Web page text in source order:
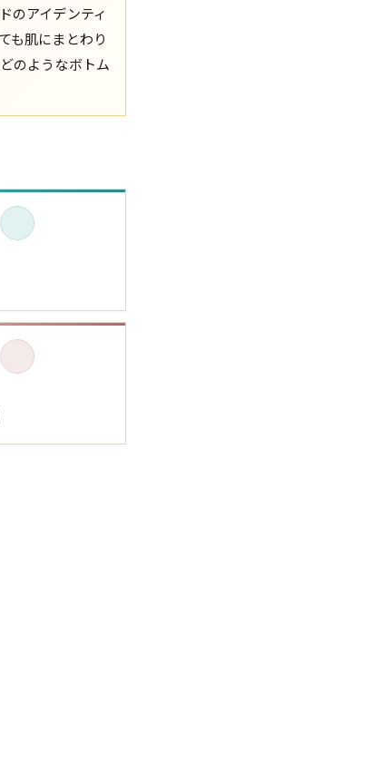
以下 W31,W32
アニメ
Tシャツ
を見る
Period年代から探す
のアイデンティ
も肌にまとわり
のようなボトム